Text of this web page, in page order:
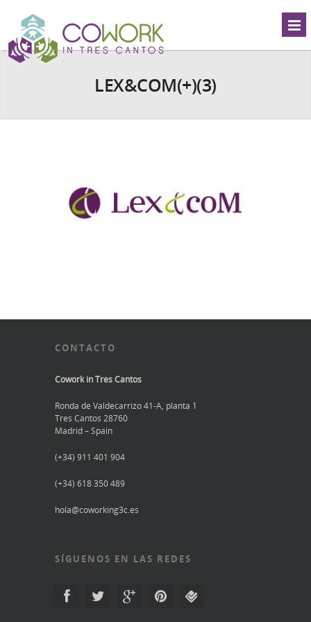
LEX&COM(+)(3)
CONTACTO
Cowork in Tres Cantos
Ronda de Valdecarrizo 41-A, planta 1
Tres Cantos 28760
Madrid – Spain
(+34) 911 401 904
(+34) 618 350 489
hola@coworking3c.es
SÍGUENOS EN LAS REDES